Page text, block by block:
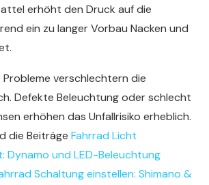
erhöht den Druck auf die
ein zu langer Vorbau Nacken und
verschlechtern die
Defekte Beleuchtung oder schlecht
erhöhen das Unfallrisiko erheblich.
die Beiträge Fahrrad Licht
Dynamo und LED-Beleuchtung
Schaltung einstellen: Shimano &